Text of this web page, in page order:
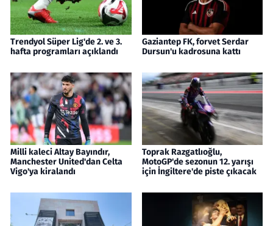
Trendyol Süper Lig'de 2. ve 3.
hafta programları açıklandı
Gaziantep FK, forvet Serdar
Dursun'u kadrosuna kattı
Milli kaleci Altay Bayındır,
Manchester United'dan Celta
Vigo'ya kiralandı
Toprak Razgatlıoğlu,
MotoGP'de sezonun 12. yarışı
için İngiltere'de piste çıkacak